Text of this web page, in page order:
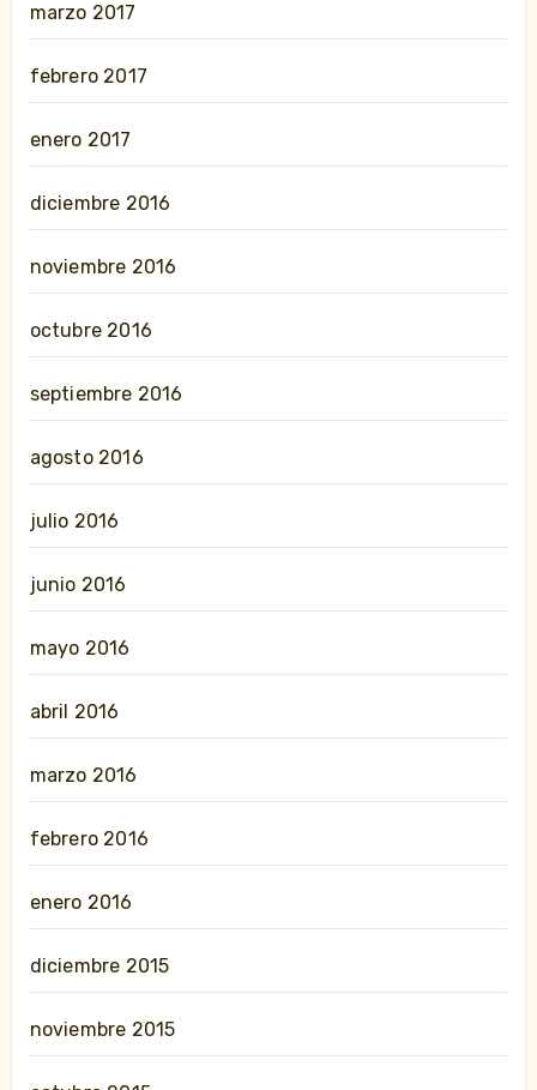
marzo 2017
febrero 2017
enero 2017
diciembre 2016
noviembre 2016
octubre 2016
septiembre 2016
agosto 2016
julio 2016
junio 2016
mayo 2016
abril 2016
marzo 2016
febrero 2016
enero 2016
diciembre 2015
noviembre 2015